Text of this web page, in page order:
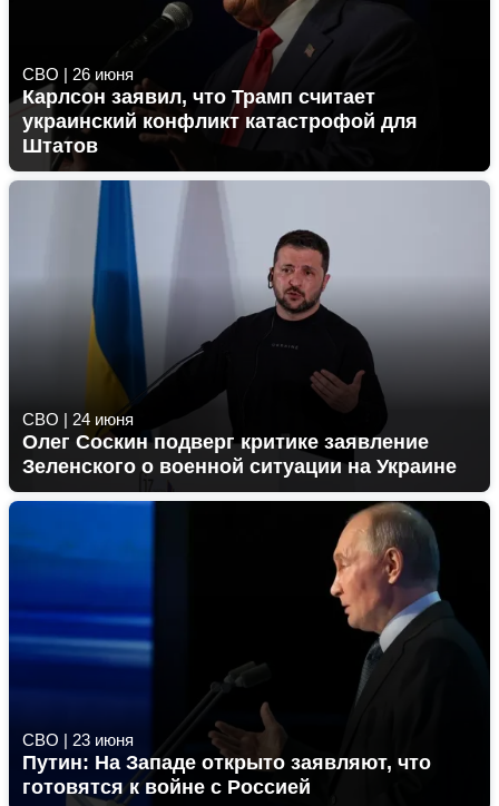
СВО | 26 июня
Карлсон заявил, что Трамп считает
украинский конфликт катастрофой для
Штатов
СВО | 24 июня
Олег Соскин подверг критике заявление
Зеленского о военной ситуации на Украине
СВО | 23 июня
Путин: На Западе открыто заявляют, что
готовятся к войне с Россией